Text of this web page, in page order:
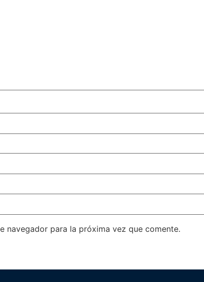
navegador para la próxima vez que comente.